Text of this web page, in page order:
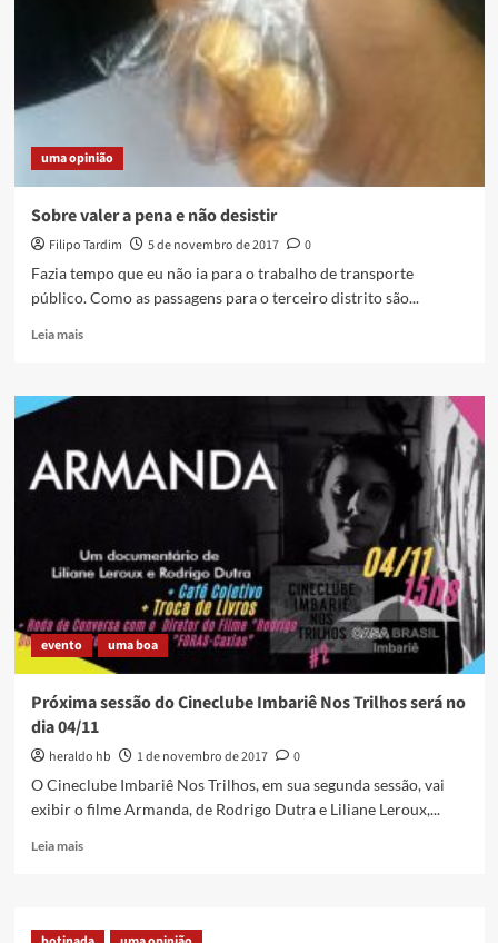
Ocupação
Solano
uma opinião
Sobre valer a pena e não desistir
Filipo Tardim 5 de novembro de 2017
0
Fazia tempo que eu não ia para o trabalho de transporte
público. Como as passagens para o terceiro distrito são...
Leia maisRead
Sobre
pena
e
evento uma boa
Próxima sessão do Cineclube Imbariê Nos Trilhos será no
dia 04/11
heraldo hb 1 de novembro de 2017
0
O Cineclube Imbariê Nos Trilhos, em sua segunda sessão, vai
exibir o filme Armanda, de Rodrigo Dutra e Liliane Leroux,...
Leia maisRead
sessão